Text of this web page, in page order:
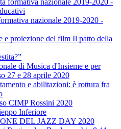
formativa nazionale 2019-2020 -
nazionale 2019-2020 -
e proiezione del film Il patto della
di Musica d'Insieme e per
27 e 28 aprile 2020
e abilitazioni: è rottura fra
CIMP Rossini 2020
Inferiore
DEL JAZZ DAY 2020